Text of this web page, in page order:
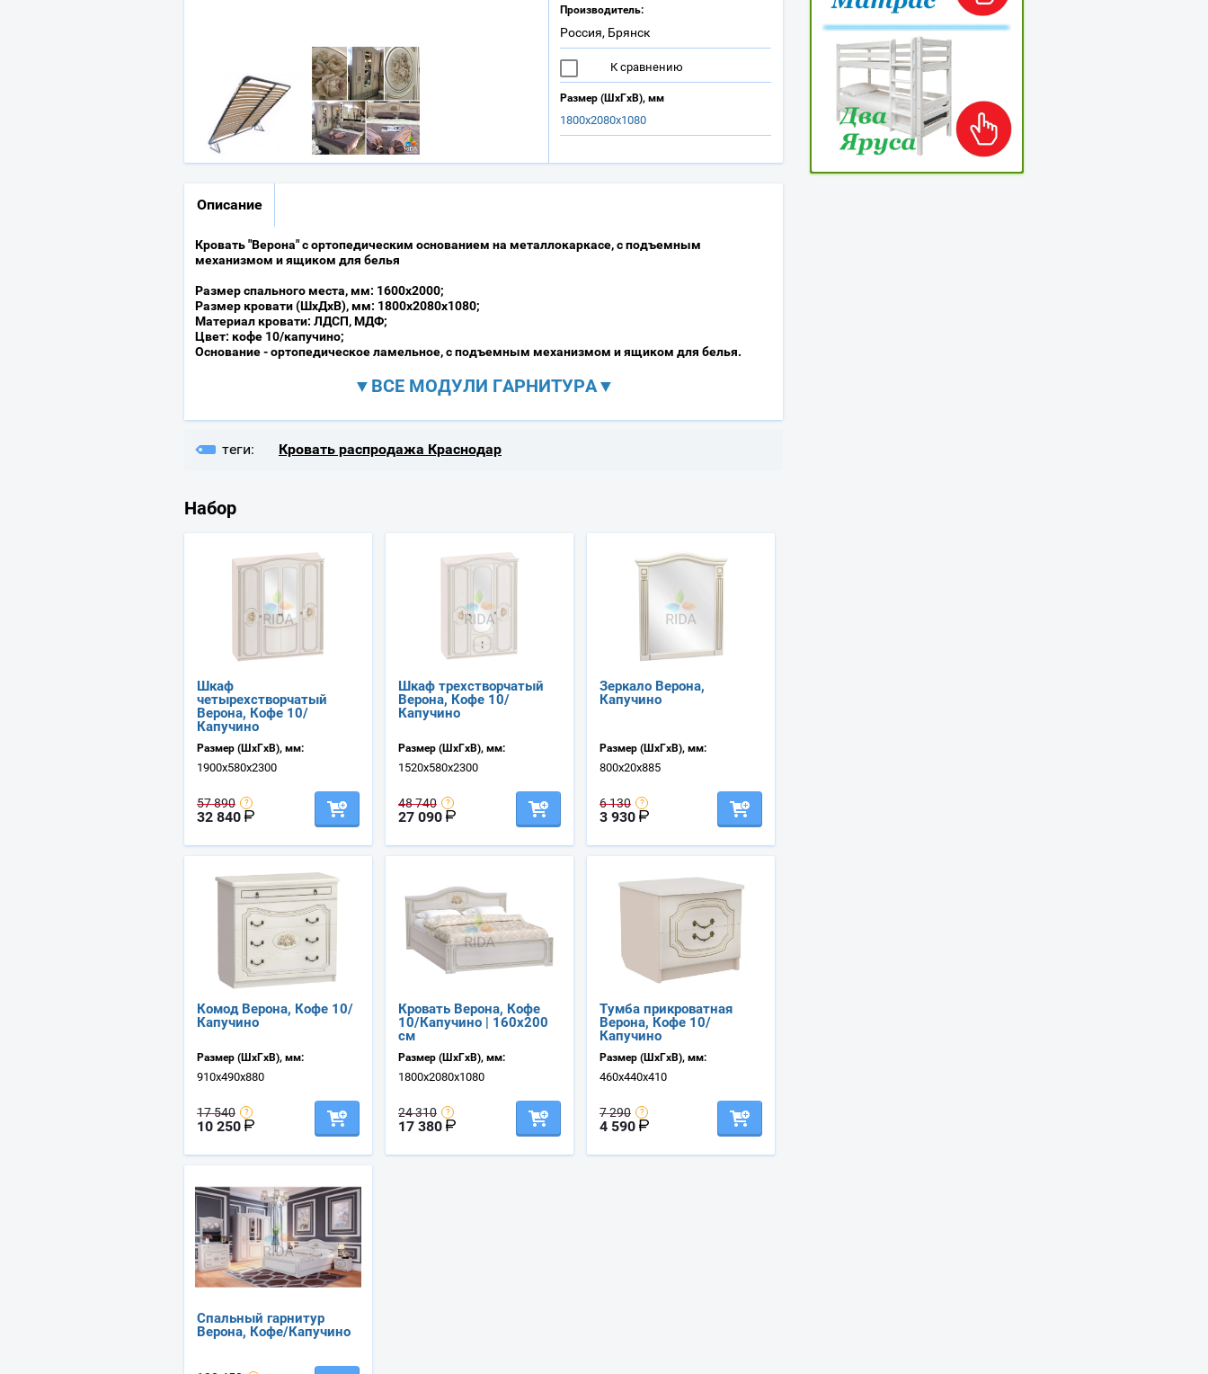
Производитель:
Россия, Брянск
К сравнению
Размер (ШхГхВ), мм
1800х2080х1080
Описание
Кровать "Верона" с ортопедическим основанием на металлокаркасе, с подъемным
механизмом и ящиком для белья
Размер спального места, мм: 1600х2000;
Размер кровати (ШхДхВ), мм: 1800х2080х1080;
Материал кровати: ЛДСП, МДФ;
Цвет: кофе 10/капучино;
Основание - ортопедическое ламельное, с подъемным механизмом и ящиком для белья.
▼ВСЕ МОДУЛИ ГАРНИТУРА▼
теги: Кровать распродажа Краснодар
Набор
Шкаф
четырехстворчатый
Верона, Кофе 10/
Капучино
Размер (ШхГхВ), мм:
1900х580х2300
57 890
32 840
Шкаф трехстворчатый
Верона, Кофе 10/
Капучино
Размер (ШхГхВ), мм:
1520х580х2300
48 740
27 090
Зеркало Верона,
Капучино
Размер (ШхГхВ), мм:
800х20х885
6 130
3 930
Комод Верона, Кофе 10/
Капучино
Размер (ШхГхВ), мм:
910х490х880
17 540
10 250
Кровать Верона, Кофе
10/Капучино | 160х200
см
Размер (ШхГхВ), мм:
1800х2080х1080
24 310
17 380
Тумба прикроватная
Верона, Кофе 10/
Капучино
Размер (ШхГхВ), мм:
460х440х410
7 290
4 590
Спальный гарнитур
Верона, Кофе/Капучино